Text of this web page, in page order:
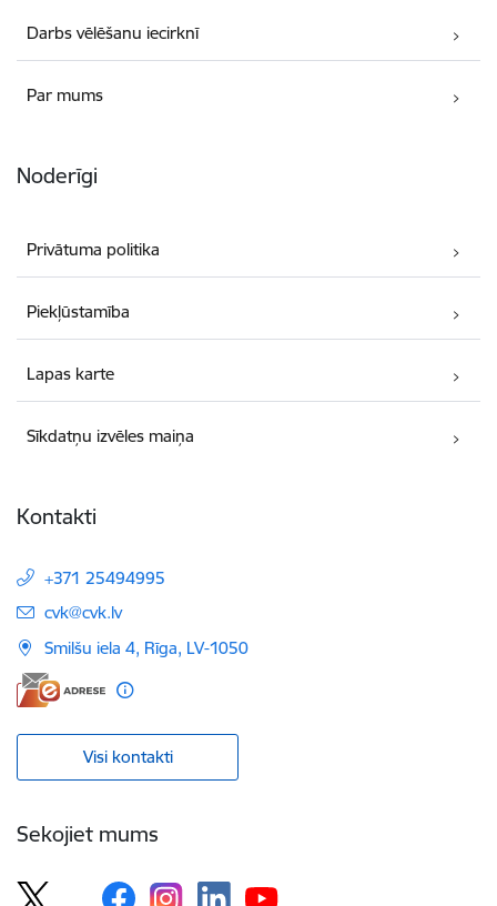
Darbs vēlēšanu iecirknī
Par mums
Noderīgi
Privātuma politika
Piekļūstamība
Lapas karte
Sīkdatņu izvēles maiņa
Kontakti
+371 25494995
E-pasts:
cvk@cvk.lv
Smilšu iela 4, Rīga, LV-1050
Visi kontakti
Sekojiet mums